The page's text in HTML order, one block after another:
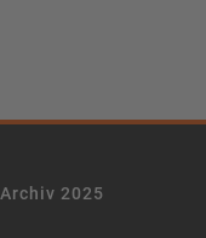
Archiv 2025